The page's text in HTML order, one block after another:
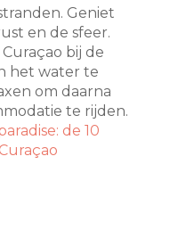
Geniet
en de sfeer.
bij de
het water te
om daarna
te rijden.
de 10